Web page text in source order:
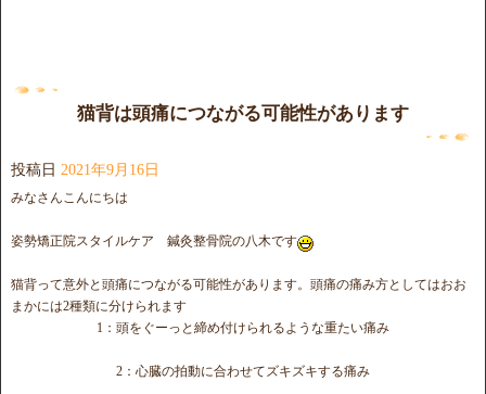
猫背は頭痛につながる可能性があります
投稿日 2021年9月16日
みなさんこんにちは
姿勢矯正院スタイルケア 鍼灸整骨院の八木です
猫背って意外と頭痛につながる可能性があります。頭痛の痛み方としてはおお
まかには2種類に分けられます
1：頭をぐーっと締め付けられるような重たい痛み
2：心臓の拍動に合わせてズキズキする痛み